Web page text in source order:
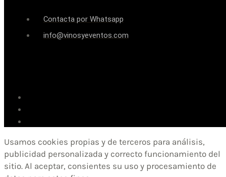
Contacta por Whatsapp
info@vinosyeventos.com
Usamos cookies propias y de terceros para análisis,
publicidad personalizada y correcto funcionamiento del
sitio. Al aceptar, consientes su uso y procesamiento de